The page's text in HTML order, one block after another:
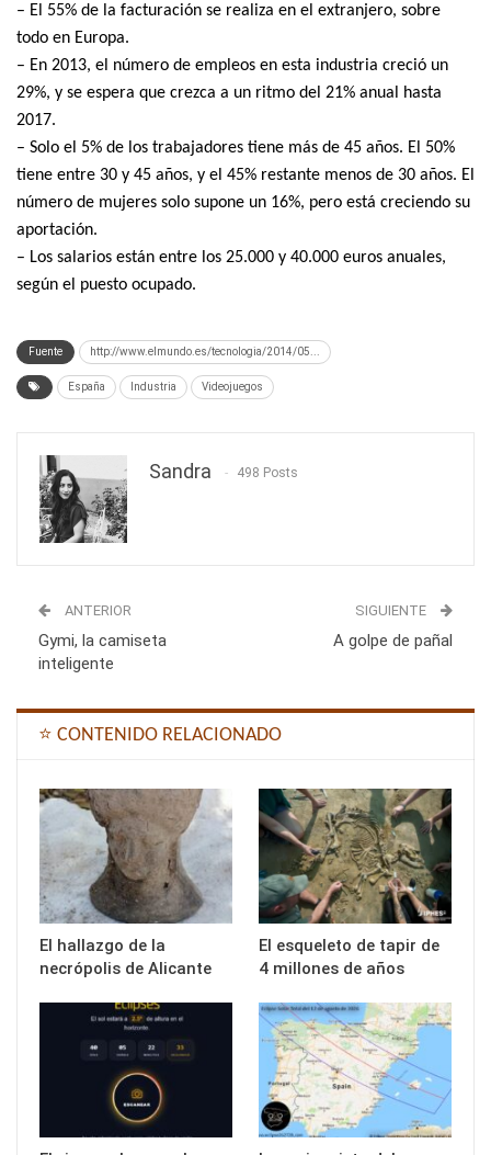
– El 55% de la facturación se realiza en el extranjero, sobre
todo en Europa.
– En 2013, el número de empleos en esta industria creció un
29%, y se espera que crezca a un ritmo del 21% anual hasta
2017.
– Solo el 5% de los trabajadores tiene más de 45 años. El 50%
tiene entre 30 y 45 años, y el 45% restante menos de 30 años. El
número de mujeres solo supone un 16%, pero está creciendo su
aportación.
– Los salarios están entre los 25.000 y 40.000 euros anuales,
según el puesto ocupado.
Fuente http://www.elmundo.es/tecnologia/2014/05...
España Industria Videojuegos
Sandra 498 Posts
ANTERIOR
Gymi, la camiseta
inteligente
SIGUIENTE
A golpe de pañal
⭐ CONTENIDO RELACIONADO
El hallazgo de la
necrópolis de Alicante
El esqueleto de tapir de
4 millones de años